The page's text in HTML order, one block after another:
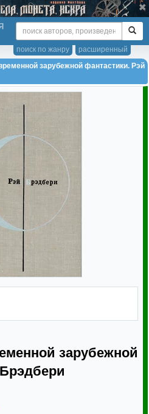
расширенный
поиск по жанру
зарубежной фантастики. Рэй
зарубежной